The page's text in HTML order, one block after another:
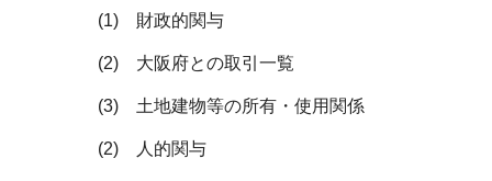
(1) 財政的関与
(2) 大阪府との取引一覧
(3) 土地建物等の所有・使用関係
(2) 人的関与